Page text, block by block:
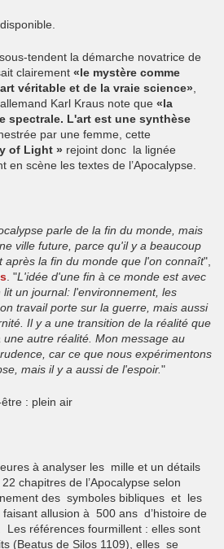
tendent la démarche novatrice de
clairement «le mystère comme
véritable et de la vraie science»,
Karl Kraus note que «la
spectrale. L'art est une synthèse
par une femme, cette
of Light » rejoint donc la lignée
scène les textes de l’Apocalypse.
parle de la fin du monde, mais
ville future, parce qu'il y a beaucoup
après la fin du monde que l'on connaît",
. "L'idée d'une fin à ce monde est avec
un journal: l'environnement, les
travail porte sur la guerre, mais aussi
Il y a une transition de la réalité que
autre réalité. Mon message au
car ce que nous expérimentons
mais il y a aussi de l'espoir."
à analyser les mille et un détails
chapitres de l’Apocalypse selon
des symboles bibliques et les
allusion à 500 ans d’histoire de
Les références fourmillent : elles sont
(Beatus de Silos 1109), elles se